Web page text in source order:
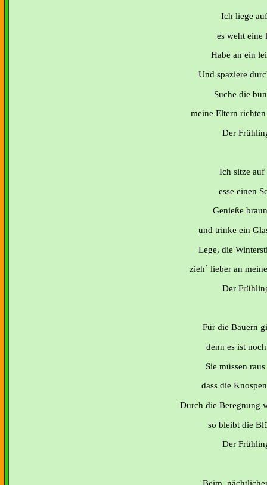
Ich liege
es weht eine
Habe an ein
Und spaziere
Suche die
meine Eltern
Der
Ich sitze auf
esse einen
Genieße
und trinke ein
Lege, die
zieh´ lieber an
Der
Für die Bauern
denn es ist
Sie müssen
dass die
Durch die Beregnung
so bleibt die
Der
Beim